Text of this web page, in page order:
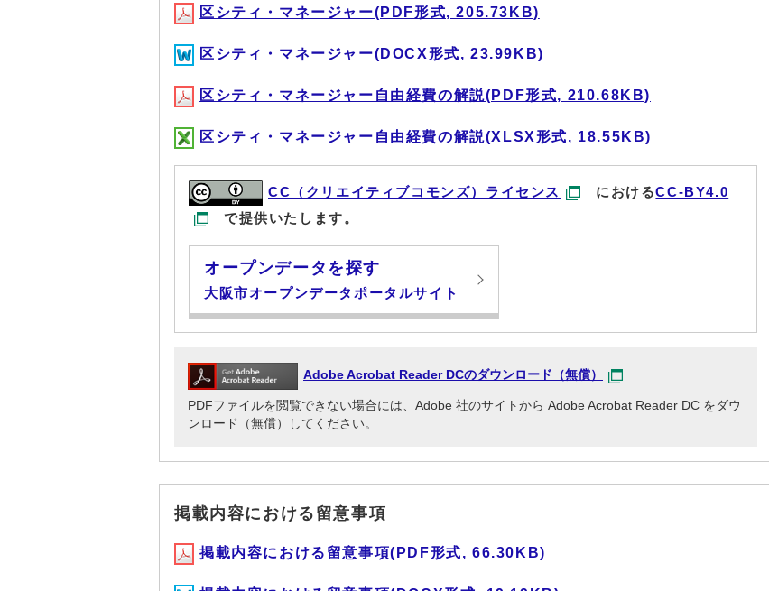
区シティ・マネージャー(PDF形式, 205.73KB)
区シティ・マネージャー(DOCX形式, 23.99KB)
区シティ・マネージャー自由経費の解説(PDF形式, 210.68KB)
区シティ・マネージャー自由経費の解説(XLSX形式, 18.55KB)
CC（クリエイティブコモンズ）ライセンス におけるCC-BY4.0
で提供いたします。
オープンデータを探す
大阪市オープンデータポータルサイト
Adobe Acrobat Reader DCのダウンロード（無償）
PDFファイルを閲覧できない場合には、Adobe 社のサイトから Adobe Acrobat Reader DC をダウ
ンロード（無償）してください。
掲載内容における留意事項
掲載内容における留意事項(PDF形式, 66.30KB)